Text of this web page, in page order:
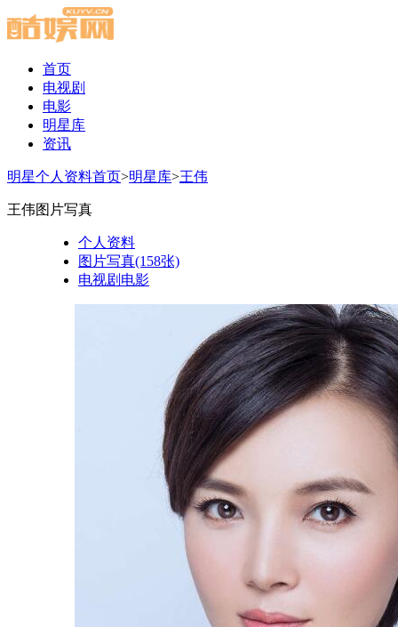
首页
电视剧
电影
明星库
资讯
明星个人资料首页>明星库>王伟
王伟图片写真
个人资料
图片写真(158张)
电视剧电影